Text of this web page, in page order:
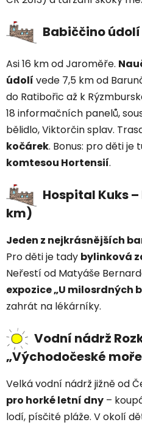
Babiččino
Asi 16 km od Jaroměře.
údolí vede 7,5 km od
do Ratibořic až k
18 informačních panelů,
bělidlo, Viktorčin splav.
kočárek. Bonus: pro děti je
komtesou Hortensií.
Hospital Kuks
km)
Jeden z nejkrásnějších
Pro děti je tady bylinková
Neřestí od Matyáše
expozice „U milosrdných
zahrát na lékárníky.
Vodní nádrž
„Východočeské
Velká vodní nádrž jižně od
pro horké letní dny –
lodí, písčité pláže. V okolí